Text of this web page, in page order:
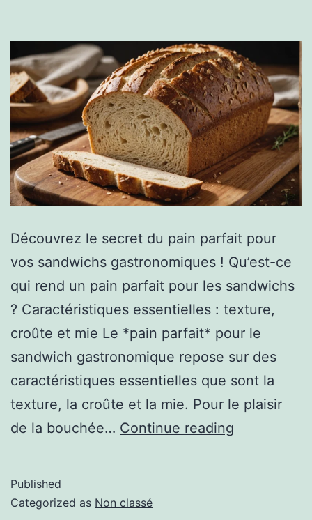
Découvrez le secret du pain parfait pour
vos sandwichs gastronomiques ! Qu’est-ce
qui rend un pain parfait pour les sandwichs
? Caractéristiques essentielles : texture,
croûte et mie Le *pain parfait* pour le
sandwich gastronomique repose sur des
caractéristiques essentielles que sont la
texture, la croûte et la mie. Pour le plaisir
de la bouchée… Continue reading
Published
Categorized as Non classé